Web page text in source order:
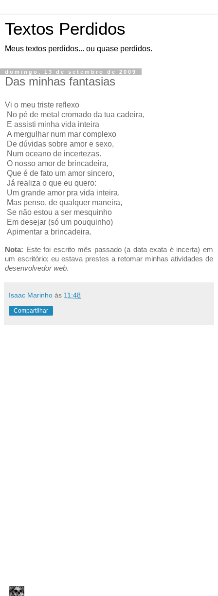
Textos Perdidos
Meus textos perdidos... ou quase perdidos.
domingo, 13 de setembro de 2009
Das minhas fantasias
Vi o meu triste reflexo
No pé de metal cromado da tua cadeira,
E assisti minha vida inteira
A mergulhar num mar complexo
De dúvidas sobre amor e sexo,
Num oceano de incertezas.
O nosso amor de brincadeira,
Que é de fato um amor sincero,
Já realiza o que eu quero:
Um grande amor pra vida inteira.
Mas penso, de qualquer maneira,
Se não estou a ser mesquinho
Em desejar (só um pouquinho)
Apimentar a brincadeira.
Nota: Este foi escrito mês passado (a data exata é incerta) em
um escritório; eu estava prestes a retomar minhas atividades de
desenvolvedor web.
Isaac Marinho às 11:48
Compartilhar